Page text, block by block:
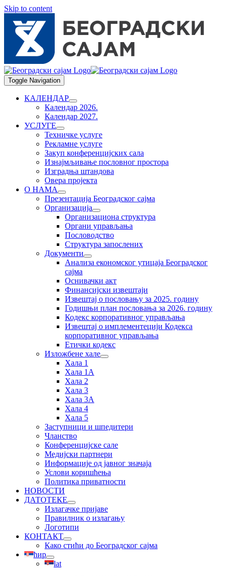
Skip to content
Toggle Navigation
КАЛЕНДАР
Календар 2026.
Календар 2027.
УСЛУГЕ
Техничке услуге
Рекламне услуге
Закуп конференцијских сала
Изнајмљивање пословног простора
Изградња штандова
Овера пројекта
О НАМА
Презентација Београдског сајма
Организација
Организациона структура
Органи управљања
Пословодство
Структура запослених
Документи
Анализа економског утицаја Београдског
сајма
Оснивачки акт
Финансијски извештаји
Извештај о пословању за 2025. годину
Годишњи план пословања за 2026. годину
Кодекс корпоративног управљања
Извештај о имплементецији Кодекса
корпоративног управљања
Етички кодекс
Изложбене хале
Хала 1
Хала 1А
Хала 2
Хала 3
Хала 3А
Хала 4
Хала 5
Заступници и шпедитери
Чланство
Конференцијске сале
Медијски партнери
Информације од јавног значаја
Услови коришћења
Политика приватности
НОВОСТИ
ДАТОТЕКЕ
Излагачке пријаве
Правилник о излагању
Логотипи
КОНТАКТ
Како стићи до Београдског сајма
ћир
lat